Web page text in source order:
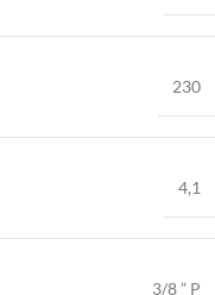
230
4,1
3/8 ” P